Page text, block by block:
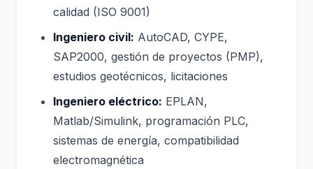
calidad (ISO 9001)
Ingeniero civil: AutoCAD, CYPE,
SAP2000, gestión de proyectos (PMP),
estudios geotécnicos, licitaciones
Ingeniero eléctrico: EPLAN,
Matlab/Simulink, programación PLC,
sistemas de energía, compatibilidad
electromagnética